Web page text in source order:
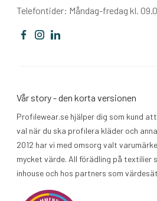
Telefontider: Måndag-fredag kl.
Vår story - den korta versionen
Profilewear.se hjälper dig som kund
val när du ska profilera kläder och
2012 har vi med omsorg valt
mycket värde. All förädling på textilier
inhouse och hos partners som